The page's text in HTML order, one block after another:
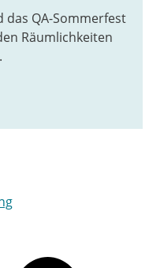
das QA-Sommerfest
Räumlichkeiten